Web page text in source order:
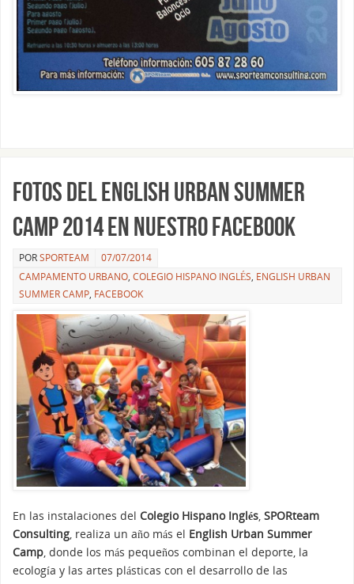
Fotos del English Urban Summer
Camp 2014 en nuestro Facebook
PORSPORTEAM
07/07/2014
CAMPAMENTO URBANO, COLEGIO HISPANO INGLÉS, ENGLISH URBAN
SUMMER CAMP, FACEBOOK
En las instalaciones del Colegio Hispano Inglés SPORteam
Consulting , realiza un año más el English Urban Summer
Camp , donde los más pequeños combinan el deporte, la
ecología y las artes plásticas con el desarrollo de las